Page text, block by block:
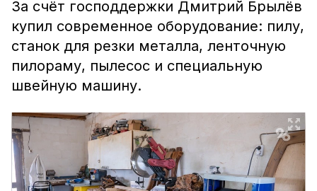
За счёт господдержки Дмитрий Брылёв
купил современное оборудование: пилу,
станок для резки металла, ленточную
пилораму, пылесос и специальную
швейную машину.